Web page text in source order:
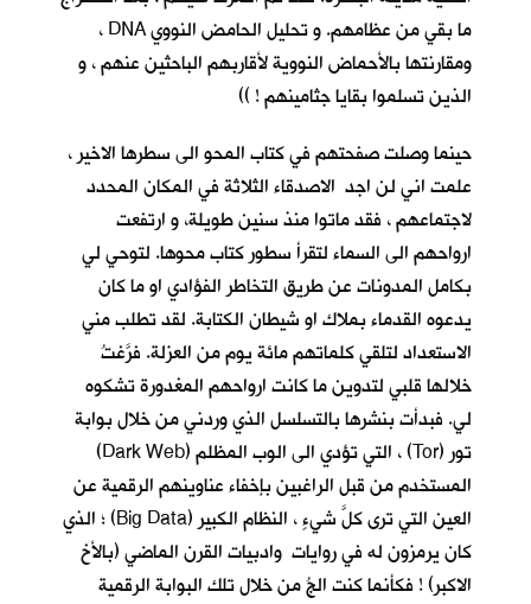
ما بقي من عظامهم. و تحليل الحامض النووي DNA ،
ومقارنتها بالأحماض النووية لأقاربهم الباحثين عنهم ، و
الذين تسلموا بقايا جثامينهم ! ))
حينما وصلت صفحتهم في كتاب المحو الى سطرها الاخير ،
علمت اني لن اجد الاصدقاء الثلاثة في المكان المحدد
لاجتماعهم ، فقد ماتوا منذ سنين طويلة، و ارتفعت
ارواحهم الى السماء لتقرأ سطور كتاب محوها. لتوحي لي
بكامل المدونات عن طريق التخاطر الفؤادي او ما كان
يدعوه القدماء بملاك او شيطان الكتابة. لقد تطلب مني
الاستعداد لتلقي كلماتهم مائة يوم من العزلة. فرَّغتُ
خلالها قلبي لتدوين ما كانت ارواحهم المغدورة تشكوه
لي. فبدأت بنشرها بالتسلسل الذي وردني من خلال بوابة
تور (Tor) ، التي تؤدي الى الوب المظلم (Dark Web)
المستخدم من قبل الراغبين بإخفاء عناوينهم الرقمية عن
العين التي ترى كلَّ شيءٍ ، النظام الكبير (Big Data) ؛ الذي
كان يرمزون له في روايات وادبيات القرن الماضي (بالأخ
الاكبر) ! فكأنما كنت الجُ من خلال تلك البوابة الرقمية